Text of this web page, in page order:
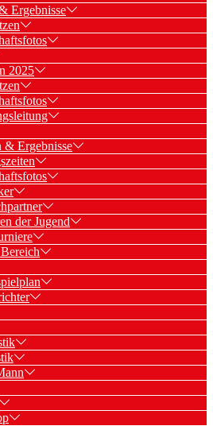
Ergebnisse
2025
& Ergebnisse
der Jugend